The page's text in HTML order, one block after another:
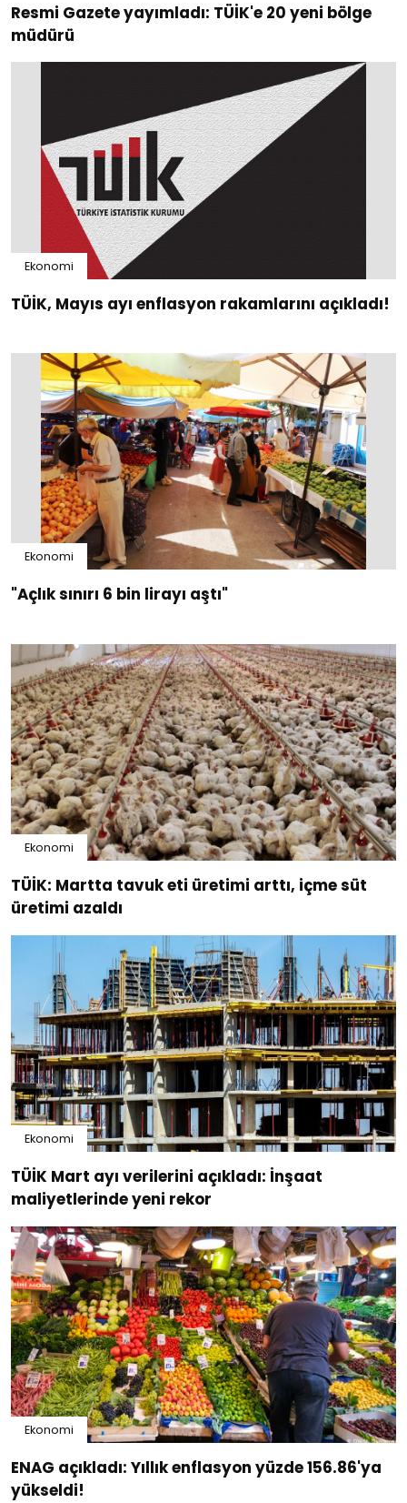
Resmi Gazete yayımladı: TÜİK'e 20 yeni bölge
müdürü
Ekonomi
TÜİK, Mayıs ayı enflasyon rakamlarını açıkladı!
Ekonomi
"Açlık sınırı 6 bin lirayı aştı"
Ekonomi
TÜİK: Martta tavuk eti üretimi arttı, içme süt
üretimi azaldı
Ekonomi
TÜİK Mart ayı verilerini açıkladı: İnşaat
maliyetlerinde yeni rekor
Ekonomi
ENAG açıkladı: Yıllık enflasyon yüzde 156.86'ya
yükseldi!